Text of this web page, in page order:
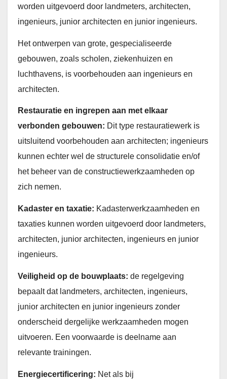
worden uitgevoerd door landmeters, architecten,
ingenieurs, junior architecten en junior ingenieurs.
Het ontwerpen van grote, gespecialiseerde
gebouwen, zoals scholen, ziekenhuizen en
luchthavens, is voorbehouden aan ingenieurs en
architecten.
Restauratie en ingrepen aan met elkaar
verbonden gebouwen: Dit type restauratiewerk is
uitsluitend voorbehouden aan architecten; ingenieurs
kunnen echter wel de structurele consolidatie en/of
het beheer van de constructiewerkzaamheden op
zich nemen.
Kadaster en taxatie: Kadasterwerkzaamheden en
taxaties kunnen worden uitgevoerd door landmeters,
architecten, junior architecten, ingenieurs en junior
ingenieurs.
Veiligheid op de bouwplaats: de regelgeving
bepaalt dat landmeters, architecten, ingenieurs,
junior architecten en junior ingenieurs zonder
onderscheid dergelijke werkzaamheden mogen
uitvoeren. Een voorwaarde is deelname aan
relevante trainingen.
Energiecertificering: Net als bij